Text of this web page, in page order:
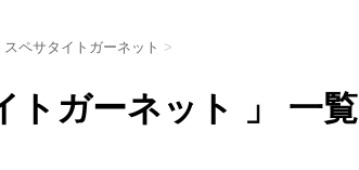
スペサタイトガーネット >
トガーネット 」 一覧